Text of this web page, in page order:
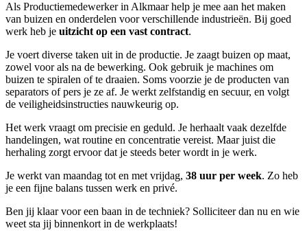
Als Productiemedewerker in Alkmaar help je mee aan het maken
van buizen en onderdelen voor verschillende industrieën. Bij goed
werk heb je uitzicht op een vast contract.
Je voert diverse taken uit in de productie. Je zaagt buizen op maat,
zowel voor als na de bewerking. Ook gebruik je machines om
buizen te spiralen of te draaien. Soms voorzie je de producten van
separators of pers je ze af. Je werkt zelfstandig en secuur, en volgt
de veiligheidsinstructies nauwkeurig op.
Het werk vraagt om precisie en geduld. Je herhaalt vaak dezelfde
handelingen, wat routine en concentratie vereist. Maar juist die
herhaling zorgt ervoor dat je steeds beter wordt in je werk.
Je werkt van maandag tot en met vrijdag, 38 uur per week. Zo heb
je een fijne balans tussen werk en privé.
Ben jij klaar voor een baan in de techniek? Solliciteer dan nu en wie
weet sta jij binnenkort in de werkplaats!